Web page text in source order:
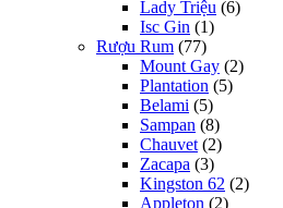
Lady Triệu (6)
Isc Gin (1)
Rượu Rum (77)
Mount Gay (2)
Plantation (5)
Belami (5)
Sampan (8)
Chauvet (2)
Zacapa (3)
Kingston 62 (2)
Appleton (2)